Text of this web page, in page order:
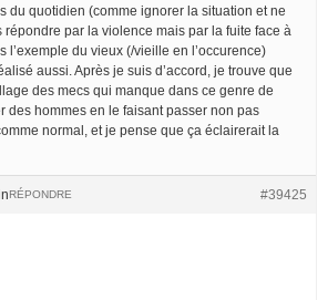
du quotidien (comme ignorer la situation et ne
répondre par la violence mais par la fuite face à
l’exemple du vieux (/vieille en l’occurence)
aussi. Après je suis d’accord, je trouve que
des mecs qui manque dans ce genre de
des hommes en le faisant passer non pas
normal, et je pense que ça éclairerait la
#39425
RÉPONDRE